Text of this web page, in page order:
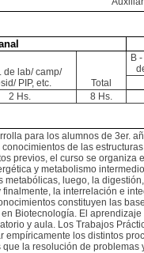
de lab/ camp/
PIP, etc.
Total
B
2 Hs. 8 Hs.
para los alumnos de 3er.
de las
previos, el curso se
y metabolismo
luego, la
la interrelación e
constituyen las
Biotecnología. El
y aula. Los Trabajos
los distintos
la resolución de